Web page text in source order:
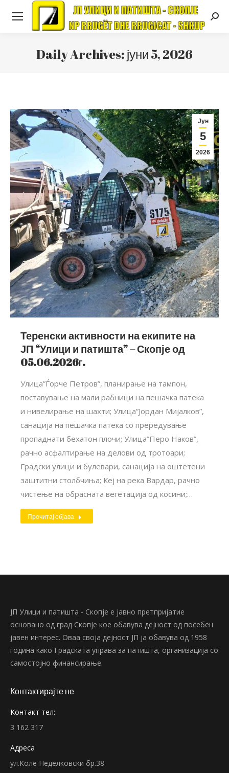
Daily Archives:јуни 5, 2026
Јун
5
2026
Теренски активности на екипите на
ЈП “Улици и патишта” – Скопје од
05.06.2026г.
Улица”Ѓорче Петров”, планирање на тампон,
поставување на мали рабници на пешачка патека
и нивелирање на шахти; Улица”Јордан Мијалков”,
санација на пешачка патека со прередување
пропаднати бехатон плочи; Улица”Перо Наков”,
рачно асфалтирање на делови од тротоари;
Градски улици и булевари, санација на оштетени
заштитни столбчиња; Кеј на река Вардар, рачно
чистење на обрасната вегетација од косини;…
Прочитај објава
ЈП Улици и патишта - Скопје е јавно претпријатие
основано од град Скопје кое обавува дејност од посебен
јавен интерес. Оваа своја дејност ЈП ја обавува од 1958
година како Градската управа за патишта, организација со
самостојно финансирање.
Контактирајте не
Контакт тел:
3 162 317
Адреса
ул.Коле Неделковски бр.38